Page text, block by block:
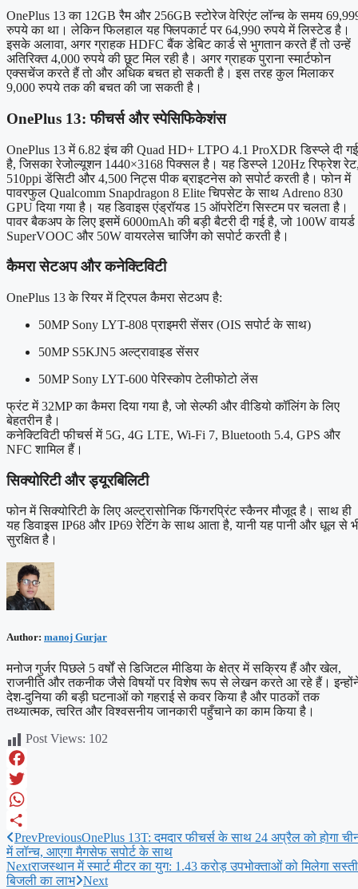
OnePlus 13 का 12GB रैम और 256GB स्टोरेज वेरिएंट लॉन्च के समय
रुपये का था। लेकिन फिलहाल यह फ्लिपकार्ट पर 64,990 रुपये में लिस्टेड है।
इसके अलावा, अगर ग्राहक HDFC बैंक डेबिट कार्ड से भुगतान करते हैं तो उन्हें
अतिरिक्त 4,000 रुपये की छूट मिल रही है। अगर ग्राहक पुराना स्मार्टफोन
एक्सचेंज करते हैं तो और अधिक बचत हो सकती है। इस तरह कुल मिलाकर
9,000 रुपये तक की बचत की जा सकती है।
OnePlus 13: फीचर्स और स्पेसिफिकेशंस
OnePlus 13 में 6.82 इंच की Quad HD+ LTPO 4.1 ProXDR डिस्प्ले दी गई
है, जिसका रेजोल्यूशन 1440×3168 पिक्सल है। यह डिस्प्ले 120Hz रिफ्रेश
510ppi डेंसिटी और 4,500 निट्स पीक ब्राइटनेस को सपोर्ट करती है। फोन में
पावरफुल Qualcomm Snapdragon 8 Elite चिपसेट के साथ Adreno 830
GPU दिया गया है। यह डिवाइस एंड्रॉयड 15 ऑपरेटिंग सिस्टम पर चलता है।
पावर बैकअप के लिए इसमें 6000mAh की बड़ी बैटरी दी गई है, जो 100W वायर्ड
SuperVOOC और 50W वायरलेस चार्जिंग को सपोर्ट करती है।
कैमरा सेटअप और कनेक्टिविटी
OnePlus 13 के रियर में ट्रिपल कैमरा सेटअप है:
50MP Sony LYT-808 प्राइमरी सेंसर (OIS सपोर्ट के साथ)
50MP S5KJN5 अल्ट्रावाइड सेंसर
50MP Sony LYT-600 पेरिस्कोप टेलीफोटो लेंस
फ्रंट में 32MP का कैमरा दिया गया है, जो सेल्फी और वीडियो कॉलिंग के लिए
बेहतरीन है।
कनेक्टिविटी फीचर्स में 5G, 4G LTE, Wi-Fi 7, Bluetooth 5.4, GPS और
NFC शामिल हैं।
सिक्योरिटी और ड्यूरबिलिटी
फोन में सिक्योरिटी के लिए अल्ट्रासोनिक फिंगरप्रिंट स्कैनर मौजूद है। साथ ही
यह डिवाइस IP68 और IP69 रेटिंग के साथ आता है, यानी यह पानी और धूल से
सुरक्षित है।
Author: manoj Gurjar
मनोज गुर्जर पिछले 5 वर्षों से डिजिटल मीडिया के क्षेत्र में सक्रिय हैं और खेल,
राजनीति और तकनीक जैसे विषयों पर विशेष रूप से लेखन करते आ रहे हैं।
देश-दुनिया की बड़ी घटनाओं को गहराई से कवर किया है और पाठकों तक
तथ्यात्मक, त्वरित और विश्वसनीय जानकारी पहुँचाने का काम किया है।
Post Views: 102
Facebook
Twitter
WhatsApp
Share
PrevPreviousOnePlus 13T: दमदार फीचर्स के साथ 24 अप्रैल को होगा
में लॉन्च, आएगा मैगसेफ सपोर्ट के साथ
Nextराजस्थान में स्मार्ट मीटर का युग: 1.43 करोड़ उपभोक्ताओं को मिलेगा सस्ती
बिजली का लाभ Next